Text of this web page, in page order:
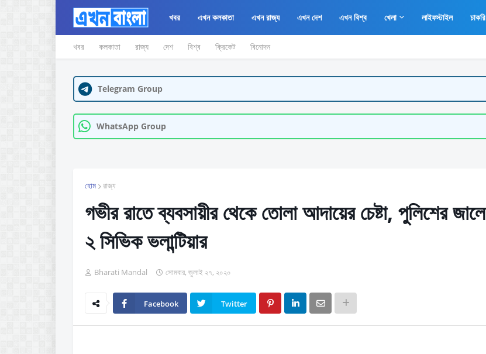
খবর এখন কলকাতা এখন রাজ্য এখন দেশ এখন বিশ্ব খেলা লাইফস্টাইল চাকরি
খবর কলকাতা রাজ্য দেশ বিশ্ব ক্রিকেট বিনোদন
Telegram Group
WhatsApp Group
হোম রাজ্য
গভীর রাতে ব্যবসায়ীর থেকে তোলা আদায়ের চেষ্টা, পুলিশের জালে
২ সিভিক ভলান্টিয়ার
Bharati Mandal সোমবার, জুলাই ২৭, ২০২০
Facebook Twitter